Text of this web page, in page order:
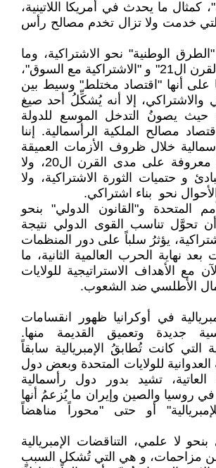
كمثال ما يحدث في أمريكا اللاتينية،
خدمت ولا تزال تخدم مصالح رأس
الوطنية" نحو الاشتراكية، وما
يُسمى "اشتراكية القرن ال21" و "الاشتراكية مع السوق"،
على أنها "اقتصاد مختلط" وسيط بين
والاشتراكي، إلا أنه يُشكِّلُ أحد صيغ
حيث يصونُ التدخل الموسع للدولة
مصالح الملكية الرأسمالية. إننا
خلال ظروف الأزمات العميقة
والحروب وغيرها، معروفة على مدى القرن ال20، ولا
و حتميات الثورة الاشتراكية، ولا
نحو بناء اشتراكي.
المتحدة و"القانون الدولي" بنحو
أن تحوَّل تناسب القوى الدولي نتيجة
يؤثرُ سلباً على دور المنظمات
بعد نهاية الحرب العالمية الثانية، ما
مع الأهداف الاستراتيجية للولايات
الأطلسي ضد الشعوب.
في أوكرانيا ظهور انقسامات
جديدة وتعميق القديمة منها.
التي كانت تُطابقُ الإمبريالية سابقاً
العدوانية للولايات المتحدة وبعض دول
العاتية، تشيد بدور دول رأسمالية
روسيا والصين وإيران ما يُزعمُ أنها
أو حتى "محوراً مناهضاً
لا علمي، التناقضات الإمبريالية
من مزاحمات، و هي التي تُشكل السبب